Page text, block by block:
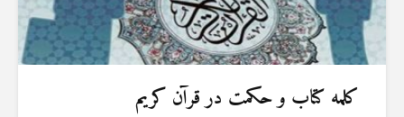
کلمه کتاب و حکمت در قرآن کریم